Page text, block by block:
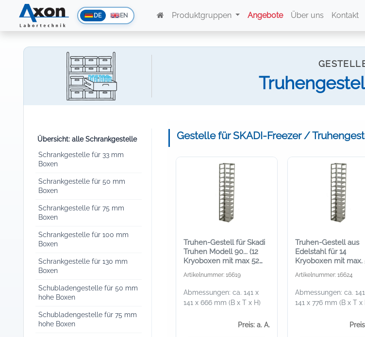
DE EN Produktgruppen Angebote Über uns Kontakt
Übersicht: alle Schrankgestelle
Schrankgestelle für 33 mm
Boxen
Schrankgestelle für 50 mm
Boxen
Schrankgestelle für 75 mm
Boxen
Schrankgestelle für 100 mm
Boxen
Schrankgestelle für 130 mm
Boxen
Schubladengestelle für 50 mm
hohe Boxen
Schubladengestelle für 75 mm
hohe Boxen
Gestelle für SKADI-Freezer /
Truhen-Gestell für Skadi
Truhen Modell 90... (12
Kryoboxen mit max 52
mm Höhe)
Artikelnummer: 16619
Abmessungen: ca. 141 x
141 x 666 mm (B x T x H)
Preis: a. A.
Truhen-Gestell aus
Edelstahl für 14
Kryoboxen mit max.
mm Höhe
Artikelnummer: 16624
Abmessungen: ca.
141 x 776 mm (B x T x